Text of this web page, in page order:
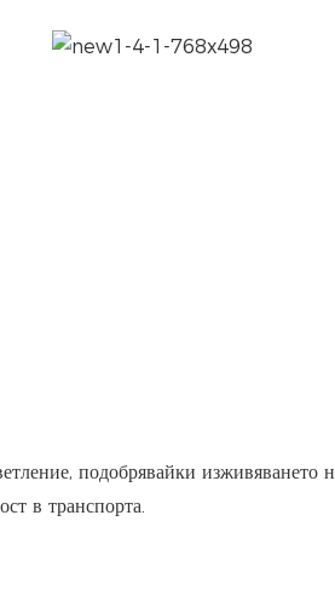
подобрявайки изживяването
в транспорта.